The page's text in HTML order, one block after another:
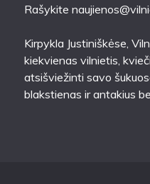
Rašykite
Kirpykla Justiniškėse ,
kiekvienas vilnietis,
atsišviežinti savo
blakstienas ir antakius